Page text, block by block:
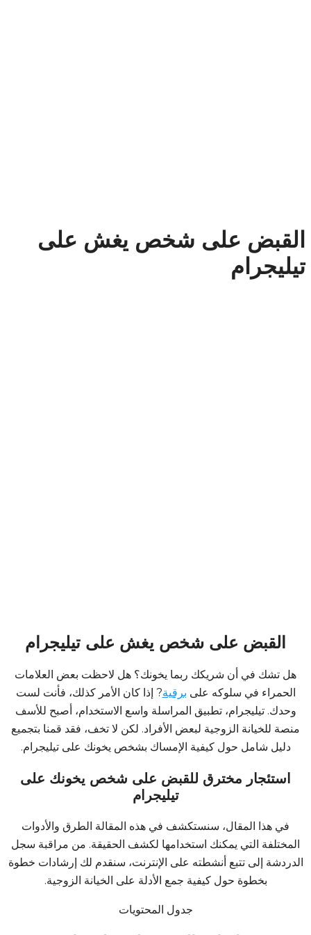
القبض على شخص يغش على
تيليجرام
القبض على شخص يغش على تيليجرام
هل تشك في أن شريكك ربما يخونك؟ هل لاحظت بعض العلامات
الحمراء في سلوكه على برقية? إذا كان الأمر كذلك، فأنت لست
وحدك. تيليجرام، تطبيق المراسلة واسع الاستخدام، أصبح للأسف
منصة للخيانة الزوجية لبعض الأفراد. لكن لا تخف، فقد قمنا بتجميع
دليل شامل حول كيفية الإمساك بشخص يخونك على تيليجرام.
تيليجرام
في هذا المقال، سنستكشف في هذه المقالة الطرق والأدوات
المختلفة التي يمكنك استخدامها لكشف الحقيقة. من مراقبة سجل
الدردشة إلى تتبع أنشطته على الإنترنت، سنقدم لك إرشادات خطوة
بخطوة حول كيفية جمع الأدلة على الخيانة الزوجية.
جدول المحتويات